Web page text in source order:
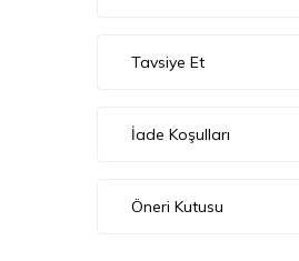
Tavsiye Et
İade Koşulları
Öneri Kutusu